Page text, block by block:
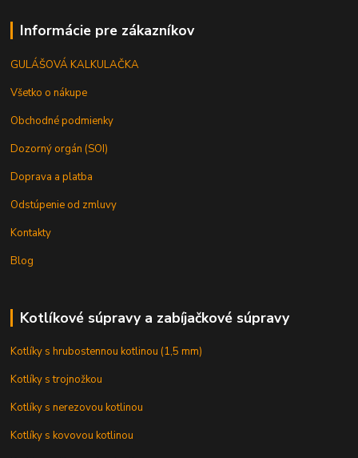
Informácie pre zákazníkov
GULÁŠOVÁ KALKULAČKA
Všetko o nákupe
Obchodné podmienky
Dozorný orgán (SOI)
Doprava a platba
Odstúpenie od zmluvy
Kontakty
Blog
Kotlíkové súpravy a zabíjačkové súpravy
Kotlíky s hrubostennou kotlinou (1,5 mm)
Kotlíky s trojnožkou
Kotlíky s nerezovou kotlinou
Kotlíky s kovovou kotlinou